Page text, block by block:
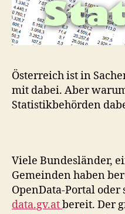
Österreich ist in
mit dabei. Aber
Statistikbehörden
Viele Bundesländer,
Gemeinden haben
OpenData-Portal
data.gv.atbereit. Der